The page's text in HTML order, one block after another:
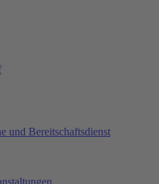
und Bereitschaftsdienst